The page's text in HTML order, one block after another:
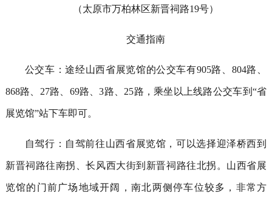
（太原市万柏林区新晋祠路19号）
交通指南
公交车：途经山西省展览馆的公交车有905路、 804路、
868路、 27路、 69路、3路、25路，乘坐以上线路公交车到“省
展览馆”站下车即可。
自驾行：自驾前往山西省展览馆，可以选择迎泽桥西到
新晋祠路往南拐、长风西大街到新晋祠路往北拐。山西省展
览馆的门前广场地域开阔，南北两侧停车位较多，非常方